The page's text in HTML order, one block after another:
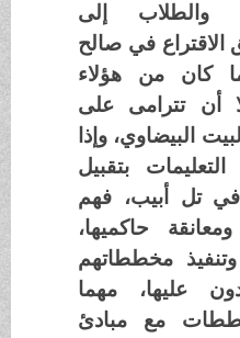
والطلاب إلى
في صالح
كان من هؤلاء
أن تترامى على
البيضاوي، وإذا
بتقبيل
تل أبيب، فهم
حاكميها،
مخططاتهم
مهما
مع مبادئ